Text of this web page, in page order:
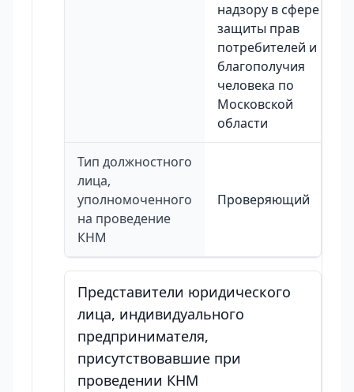
надзору в сфере
защиты прав
потребителей и
благополучия
человека по
Московской
области
Тип должностного
лица,
уполномоченного
на проведение
КНМ
Проверяющий
Представители юридического
лица, индивидуального
предпринимателя,
присутствовавшие при
проведении КНМ